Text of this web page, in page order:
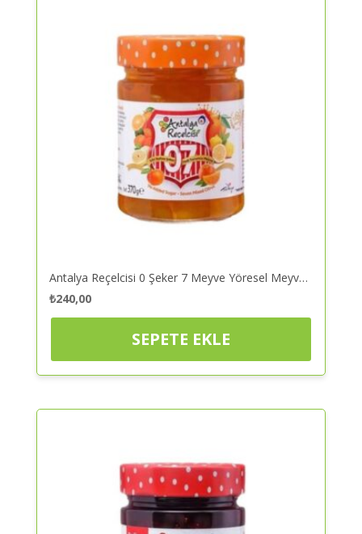
Antalya Reçelcisi 0 Şeker 7 Meyve Yöresel Meyveler Şeker İlavesiz Reçel 290 gr – Reçel | Kaliteli ve Güvenilir Alışveriş
₺240,00
SEPETE EKLE